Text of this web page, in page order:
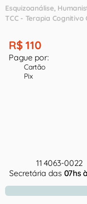
Esquizoanálise
TCC - Terapia
R$ 110
Pague por:
Cartão
Pix
11 4063-0022
Secretária das 07hs